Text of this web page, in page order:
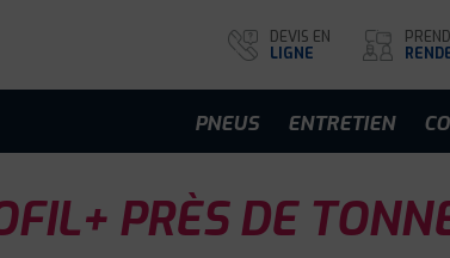
DEVIS EN
LIGNE
PNEUS ENTRETIEN
PRÈS DE